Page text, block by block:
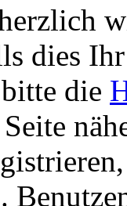
dies
die